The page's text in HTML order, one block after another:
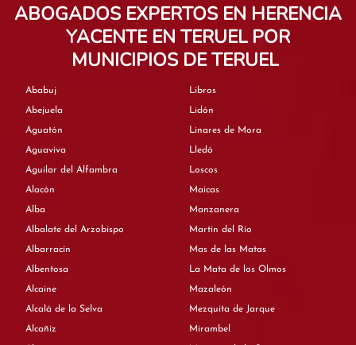
ABOGADOS EXPERTOS EN HERENCIA
YACENTE EN TERUEL POR
MUNICIPIOS DE TERUEL
Ababuj
Abejuela
Aguatón
Aguaviva
Aguilar del Alfambra
Alacón
Alba
Albalate del Arzobispo
Albarracín
Albentosa
Alcaine
Alcalá de la Selva
Alcañiz
Libros
Lidón
Linares de Mora
Lledó
Loscos
Maicas
Manzanera
Martín del Río
Mas de las Matas
La Mata de los Olmos
Mazaleón
Mezquita de Jarque
Mirambel